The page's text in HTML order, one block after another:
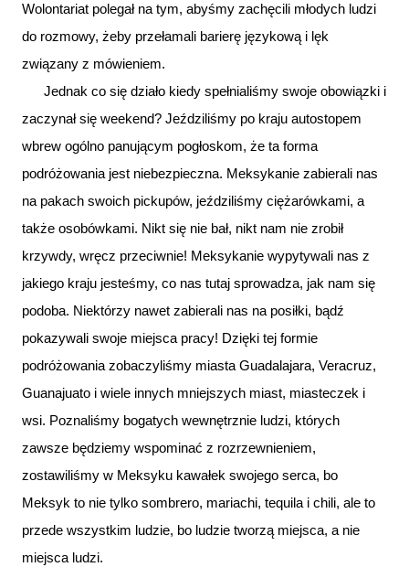
Wolontariat polegał na tym, abyśmy zachęcili młodych ludzi
do rozmowy, żeby przełamali barierę językową i lęk
związany z mówieniem.
Jednak co się działo kiedy spełnialiśmy swoje obowiązki i
zaczynał się weekend? Jeździliśmy po kraju autostopem
wbrew ogólno panującym pogłoskom, że ta forma
podróżowania jest niebezpieczna. Meksykanie zabierali nas
na pakach swoich pickupów, jeździliśmy ciężarówkami, a
także osobówkami. Nikt się nie bał, nikt nam nie zrobił
krzywdy, wręcz przeciwnie! Meksykanie wypytywali nas z
jakiego kraju jesteśmy, co nas tutaj sprowadza, jak nam się
podoba. Niektórzy nawet zabierali nas na posiłki, bądź
pokazywali swoje miejsca pracy! Dzięki tej formie
podróżowania zobaczyliśmy miasta Guadalajara, Veracruz,
Guanajuato i wiele innych mniejszych miast, miasteczek i
wsi. Poznaliśmy bogatych wewnętrznie ludzi, których
zawsze będziemy wspominać z rozrzewnieniem,
zostawiliśmy w Meksyku kawałek swojego serca, bo
Meksyk to nie tylko sombrero, mariachi, tequila i chili, ale to
przede wszystkim ludzie, bo ludzie tworzą miejsca, a nie
miejsca ludzi.